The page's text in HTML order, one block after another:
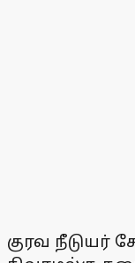
குரவ நீடுயர்